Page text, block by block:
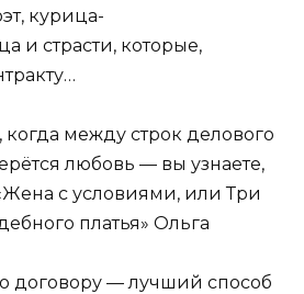
курица-
и страсти, которые,
когда между строк делового
любовь — вы узнаете,
с условиями, или Три
платья» Ольга
договору — лучший способ